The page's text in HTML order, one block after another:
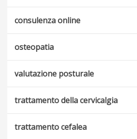
consulenza online
osteopatia
valutazione posturale
trattamento della cervicalgia
trattamento cefalea